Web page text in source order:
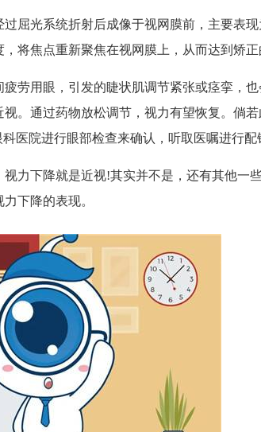
光系统折射后成像于视网膜前，主要表现
将焦点重新聚焦在视网膜上，从而达到矫正
用眼，引发的睫状肌调节紧张或痉挛，也
。通过药物放松调节，视力有望恢复。倘
医院进行眼部检查来确认，听取医嘱进行配
下降就是近视!其实并不是，还有其他一些
下降的表现。